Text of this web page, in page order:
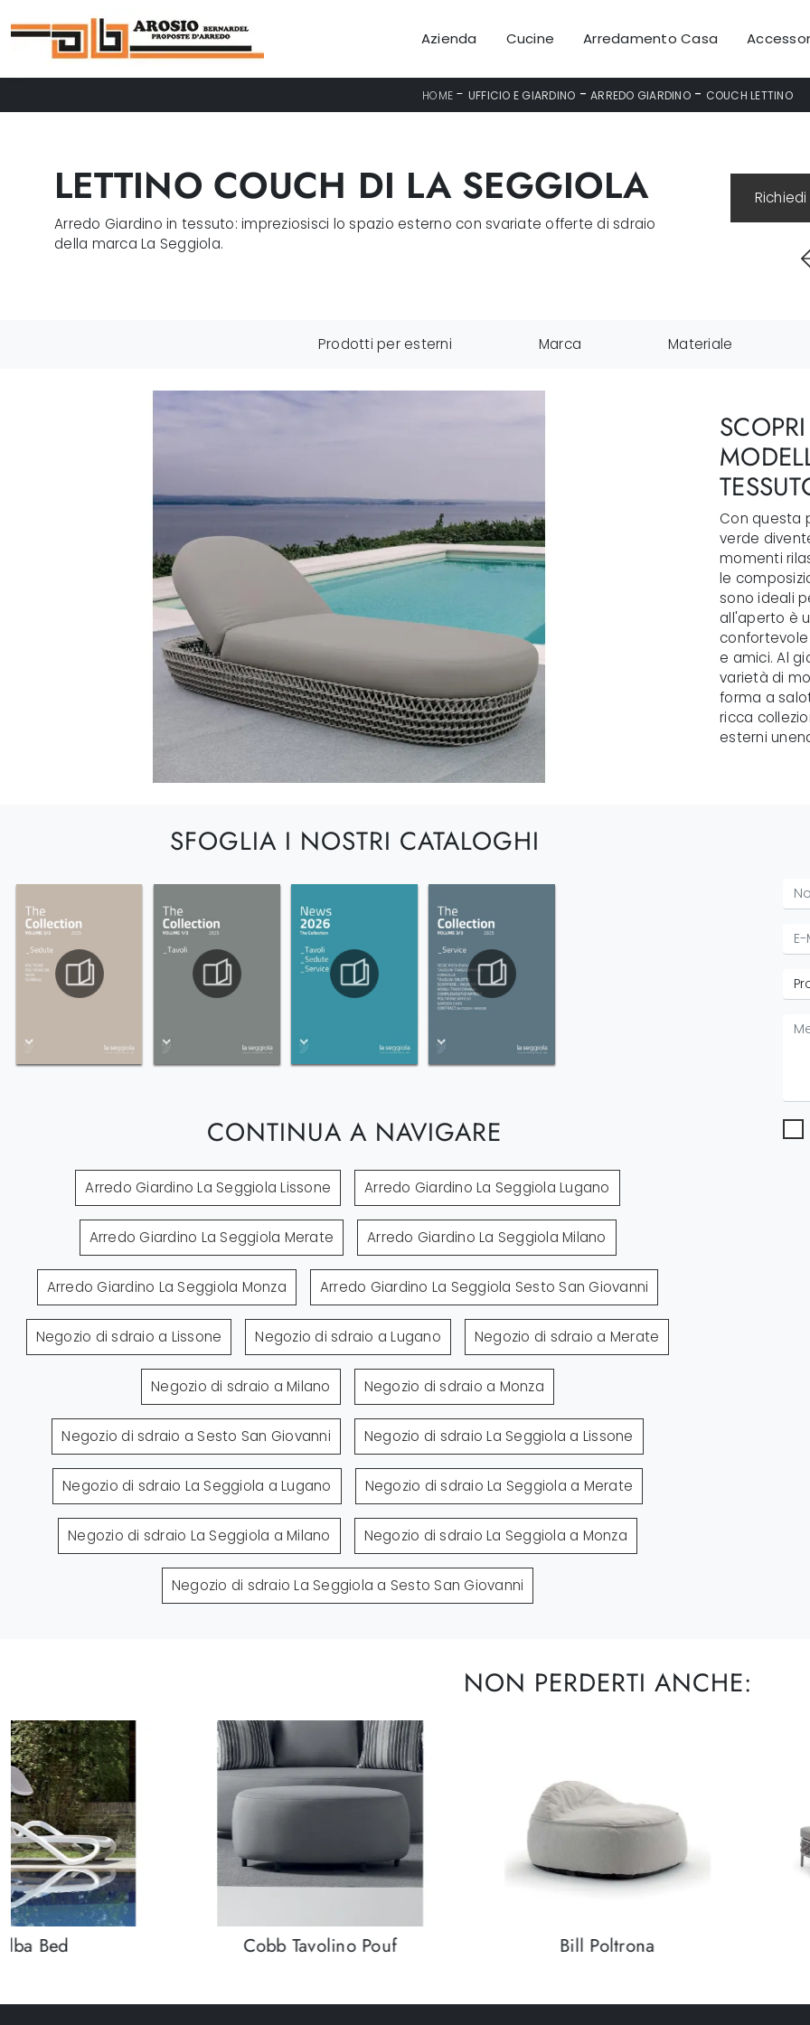
Azienda Cucine Arredamento Casa
HOME - UFFICIO E GIARDINO -ARREDO GIARDINO - COUCH LETTINO
LETTINO COUCH DI LA SEGGIOLA
Arredo Giardino in tessuto: impreziosisci lo spazio esterno con svariate offerte di sdraio
della marca La Seggiola.
Prodotti per esterni Marca Materiale
Con questa
verde
momenti
le
sono ideali
all'aperto è
e amici. Al
varietà di
forma a
ricca
esterni
SFOGLIA I NOSTRI CATALOGHI
CONTINUA A NAVIGARE
Arredo Giardino La Seggiola Lissone Arredo Giardino La Seggiola Lugano
Arredo Giardino La Seggiola Merate Arredo Giardino La Seggiola Milano
Arredo Giardino La Seggiola Monza Arredo Giardino La Seggiola Sesto San Giovanni
Negozio di sdraio a Lissone Negozio di sdraio a Lugano Negozio di sdraio a Merate
Negozio di sdraio a Milano Negozio di sdraio a Monza
Negozio di sdraio a Sesto San Giovanni Negozio di sdraio La Seggiola a Lissone
Negozio di sdraio La Seggiola a Lugano Negozio di sdraio La Seggiola a Merate
Negozio di sdraio La Seggiola a Milano Negozio di sdraio La Seggiola a Monza
Negozio di sdraio La Seggiola a Sesto San Giovanni
NON PERDERTI ANCHE:
Bed Cobb Tavolino Pouf Bill Poltrona